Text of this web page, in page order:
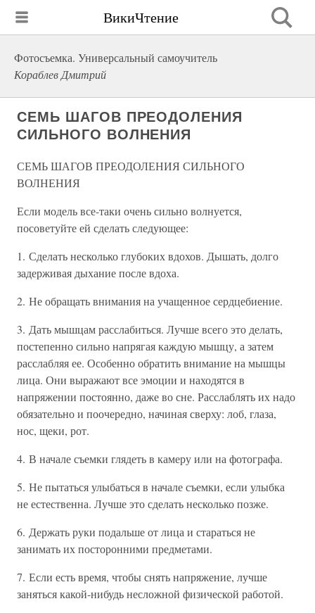
ВикиЧтение
Фотосъемка. Универсальный самоучитель
Кораблев Дмитрий
СЕМЬ ШАГОВ ПРЕОДОЛЕНИЯ
СИЛЬНОГО ВОЛНЕНИЯ
СЕМЬ ШАГОВ ПРЕОДОЛЕНИЯ СИЛЬНОГО
ВОЛНЕНИЯ
Если модель все-таки очень сильно волнуется,
посоветуйте ей сделать следующее:
1. Сделать несколько глубоких вдохов. Дышать, долго
задерживая дыхание после вдоха.
2. Не обращать внимания на учащенное сердцебиение.
3. Дать мышцам расслабиться. Лучше всего это делать,
постепенно сильно напрягая каждую мышцу, а затем
расслабляя ее. Особенно обратить внимание на мышцы
лица. Они выражают все эмоции и находятся в
напряжении постоянно, даже во сне. Расслаблять их надо
обязательно и поочередно, начиная сверху: лоб, глаза,
нос, щеки, рот.
4. В начале съемки глядеть в камеру или на фотографа.
5. Не пытаться улыбаться в начале съемки, если улыбка
не естественна. Лучше это сделать несколько позже.
6. Держать руки подальше от лица и стараться не
занимать их посторонними предметами.
7. Если есть время, чтобы снять напряжение, лучше
заняться какой-нибудь несложной физической работой.